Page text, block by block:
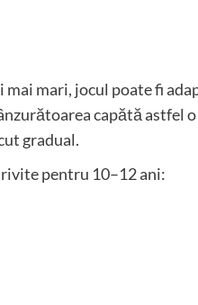
mai mari, jocul poate fi
capătă astfel
gradual.
pentru 10–12 ani: